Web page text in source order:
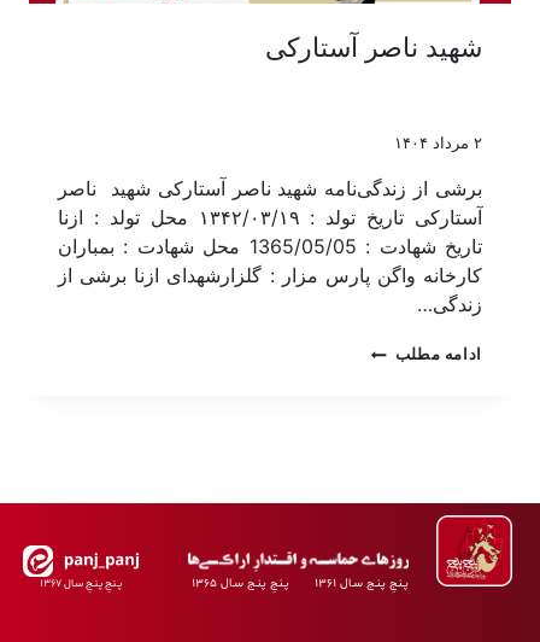
شهید ناصر آستارکی
۲ مرداد ۱۴۰۴
برشی از زندگی‌نامه شهید ناصر آستارکی شهید ناصر
آستارکی تاریخ تولد : ۱۳۴۲/۰۳/۱۹ محل تولد : ازنا
تاریخ شهادت : 1365/05/05 محل شهادت : بمباران
کارخانه واگن پارس مزار : گلزارشهدای ازنا برشی از
زندگی…
ادامه مطلب
پـنجِ پنـج سـال ۱۳۶۱ پـنجِ پنـج سـال ۱۳۶۵ پـنجِ پنـجِ سـال ۱۳۶۷